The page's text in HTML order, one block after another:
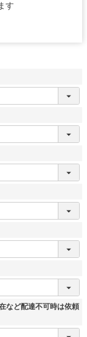
す
など配達不可時は依頼